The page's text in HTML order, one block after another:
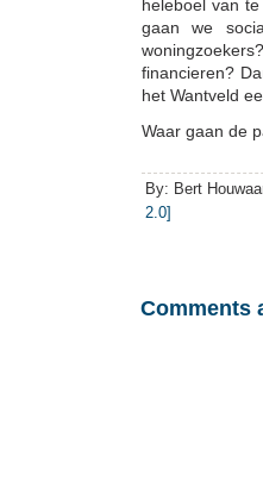
heleboel van
gaan we
financieren?
het Wantveld
Waar gaan de
By: Bert
2.0]
Comments